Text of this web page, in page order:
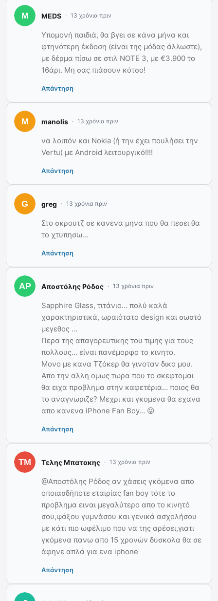
MEDS 13 χρόνια πριν
Υπομονή παιδιά, θα βγει σε κάνα μήνα και
φτηνότερη έκδοση (είναι της μόδας άλλωστε),
με δέρμα πίσω σε στιλ ΝΟΤΕ 3, με €3.900 το
16άρι. Μη σας πιάσουν κότσο!
Απάντηση
manolis 13 χρόνια πριν
να λοιπόν και Nokia (ή την έχει πουλήσει την
Vertu) με Android λειτουργικό!!!!
Απάντηση
greg 13 χρόνια πριν
Στο σκρουτζ σε κανενα μηνα που θα πεσει θα
το χτυπησω…
Απάντηση
Αποστόλης Ρόδος 13 χρόνια πριν
Sapphire Glass, τιτάνιο… πολύ καλά
χαρακτηριστικά, ωραιότατο design και σωστό
μεγεθος …
Περα της απαγορευτικης του τιμης για τους
πολλους… είναι πανέμορφο το κινητο.
Μονο με κανα Τζόκερ θα γινοταν δικο μου.
Απο την αλλη ομως τωρα που το σκεφτομαι
θα ειχα προβλημα στην καφετέρια… ποιος θα
το αναγνωριζε? Μεχρι και γκομενα θα εχανα
απο κανενα iPhone Fan Boy… 😛
Απάντηση
Τελης Μπατακης 13 χρόνια πριν
@Αποστόλης Ρόδος αν χάσεις γκόμενα απο
οποιασδήποτε εταιρίας fan boy τότε το
προβλημα ειναι μεγαλύτερο απο το κινητό
σου,ψάξου γυμνάσου και γενικά ασχολήσου
με κάτι πιο ωφέλιμο που να της αρέσει,γιατι
γκόμενα πανω απο 15 χρονών δύσκολα θα σε
άφηνε απλά για ενα iphone
Απάντηση